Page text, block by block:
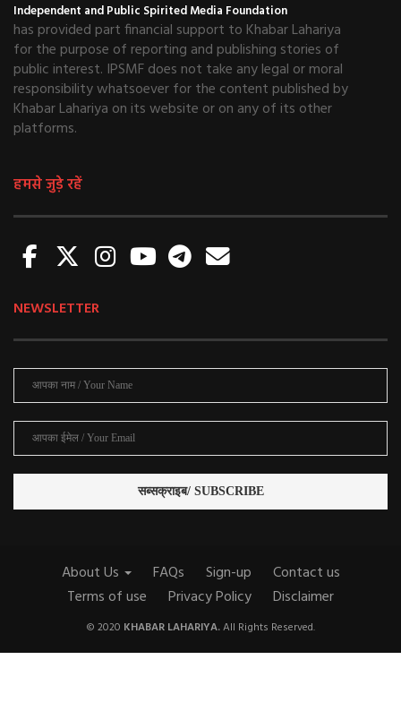
Independent and Public Spirited Media Foundation
has provided part financial support to Khabar Lahariya
for the purpose of reporting and publishing stories of
public interest. IPSMF does not take any legal or moral
responsibility whatsoever for the content published by
Khabar Lahariya on its website or on any of its other
platforms.
हमसे जुड़े रहें
NEWSLETTER
About Us FAQs Sign-up
Contact us
Terms of use
Privacy Policy Disclaimer
© 2020 KHABAR LAHARIYA.All Rights Reserved.